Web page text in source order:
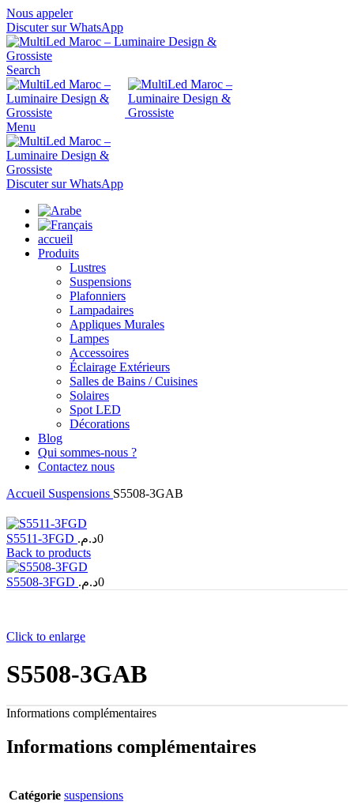
Nous appeler
Discuter sur WhatsApp
Search
Menu
Discuter sur WhatsApp
accueil
Produits
Lustres
Suspensions
Plafonniers
Lampadaires
Appliques Murales
Lampes
Accessoires
Éclairage Extérieurs
Salles de Bains / Cuisines
Solaires
Spot LED
Décorations
Blog
Qui sommes-nous ?
Contactez nous
Accueil Suspensions S5508-3GAB
S5511-3FGD 0د.م.
Back to products
S5508-3FGD 0د.م.
Click to enlarge
S5508-3GAB
Informations complémentaires
Informations complémentaires
Catégorie suspensions